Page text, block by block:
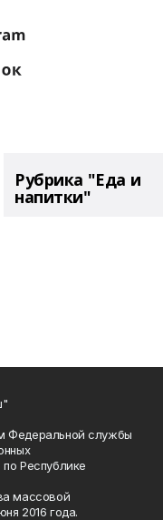
Рубрика "Еда и
напитки"
Федеральной службы
Республике
массовой
2016 года.